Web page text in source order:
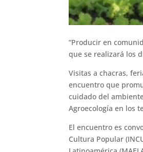
“Producir en
que se realizará los
Visitas a chacras,
encuentro que
cuidado del
Agroecología en los
El encuentro es
Cultura Popular